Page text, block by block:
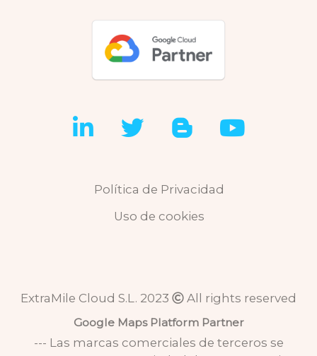
TwitterBlog
Política de Privacidad
Uso de cookies
ExtraMile Cloud S.L. 2023 All rights reserved
Google Maps Platform Partner
--- Las marcas comerciales de terceros se